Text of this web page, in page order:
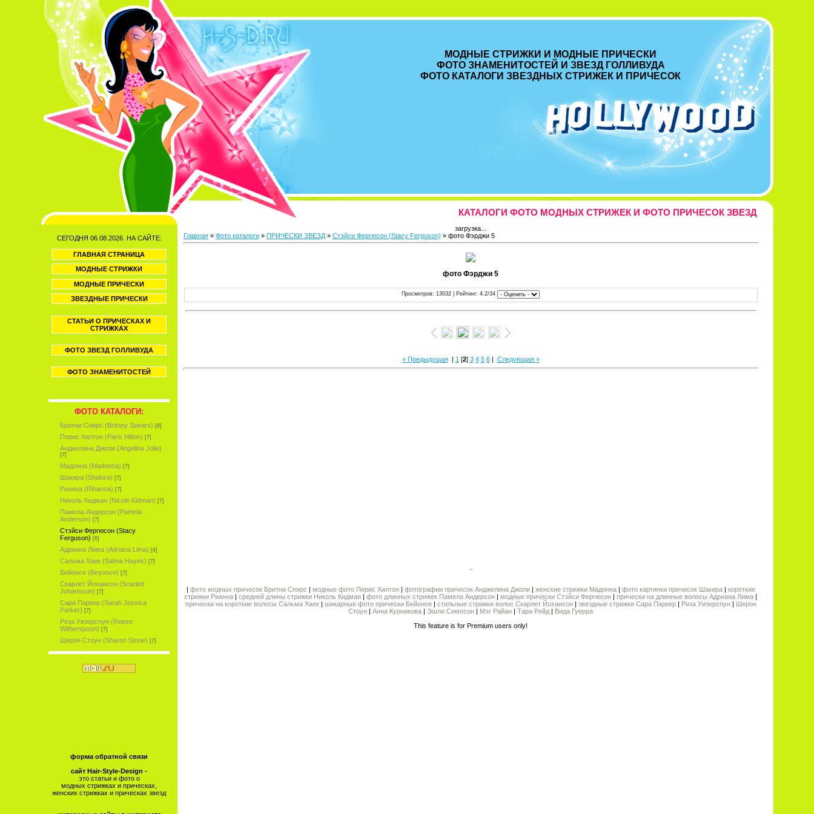
МОДНЫЕ СТРИЖКИ И МОДНЫЕ ПРИЧЕСКИ
ФОТО ЗНАМЕНИТОСТЕЙ И ЗВЕЗД ГОЛЛИВУДА
ФОТО КАТАЛОГИ ЗВЕЗДНЫХ СТРИЖЕК И ПРИЧЕСОК
КАТАЛОГИ ФОТО МОДНЫХ СТРИЖЕК И ФОТО ПРИЧЕСОК ЗВЕЗД
СЕГОДНЯ 06.08.2026. НА САЙТЕ:
ГЛАВНАЯ СТРАНИЦА
МОДНЫЕ СТРИЖКИ
МОДНЫЕ ПРИЧЕСКИ
ЗВЕЗДНЫЕ ПРИЧЕСКИ
СТАТЬИ О ПРИЧЕСКАХ И
СТРИЖКАХ
ФОТО ЗВЕЗД ГОЛЛИВУДА
ФОТО ЗНАМЕНИТОСТЕЙ
ФОТО КАТАЛОГИ:
Бритни Спирс (Britney Spears) [6]
Перис Хилтон (Paris Hilton) [7]
Анджелина Джоли (Angelina Jolie)
[7]
Мадонна (Madonna) [7]
Шакира (Shakira) [7]
Рианна (Rihanna) [7]
Николь Кидман (Nicole Kidman) [7]
Памела Андерсон (Pamela
Anderson) [7]
Стэйси Фергюсон (Stacy
Ferguson) [6]
Адриана Лима (Adriana Lima) [4]
Сальма Хаек (Salma Hayek) [7]
Бейонсе (Beyonce) [7]
Скарлет Йохансон (Scarlett
Johansson) [7]
Сара Паркер (Sarah Jessica
Parker) [7]
Риза Уизерспун (Reese
Witherspoon) [7]
Шерон Стоун (Sharon Stone) [7]
форма обратной связи
сайт Hair-Style-Design -
это статьи и фото о
модных стрижках и прическах,
женских стрижках и прическах звезд
загрузка...
Главная» Фото каталоги» ПРИЧЕСКИ ЗВЕЗД» Стэйси Фергюсон (Stacy Ferguson) » фото Фэрджи 5
фото Фэрджи 5
Просмотров: 13032 | Рейтинг: 4.2/34
« Предыдущая| 1 [2] 3 4 5 6| Следующая »
фото модных причесок Бритни Спирс модные фото Перис Хилтон фотографии причесок Анджелина Джоли| женские стрижки Мадонна| фото картинки причесок Шакира| короткие
стрижки Рианна
средней длины стрижки Николь Кидман фото длинных стрижек Памела Андерсон модные прически Стэйси Фергюсон прически на длинные волосы Адриана Лима
прически на короткие волосы Сальма Хаек| шикарные фото прически Бейонсе| стильные стрижки волос Скарлет Йохансон| звездные стрижки Сара Паркер| Риза Уизерспун|
Шерон
Стоун
Анна Курникова Эшли Симпсон Мэг Райан Тара Рейд
Вида Гуерра
This feature is for Premium users only!